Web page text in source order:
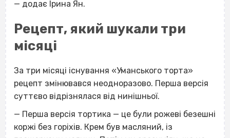
— додає Ірина Ян.
Рецепт, який шукали три
місяці
За три місяці існування «Уманського торта»
рецепт змінювався неодноразово. Перша версія
суттєво відрізнялася від нинішньої.
— Перша версія тортика — це були рожеві безешні
коржі без горіхів. Крем був масляний, із